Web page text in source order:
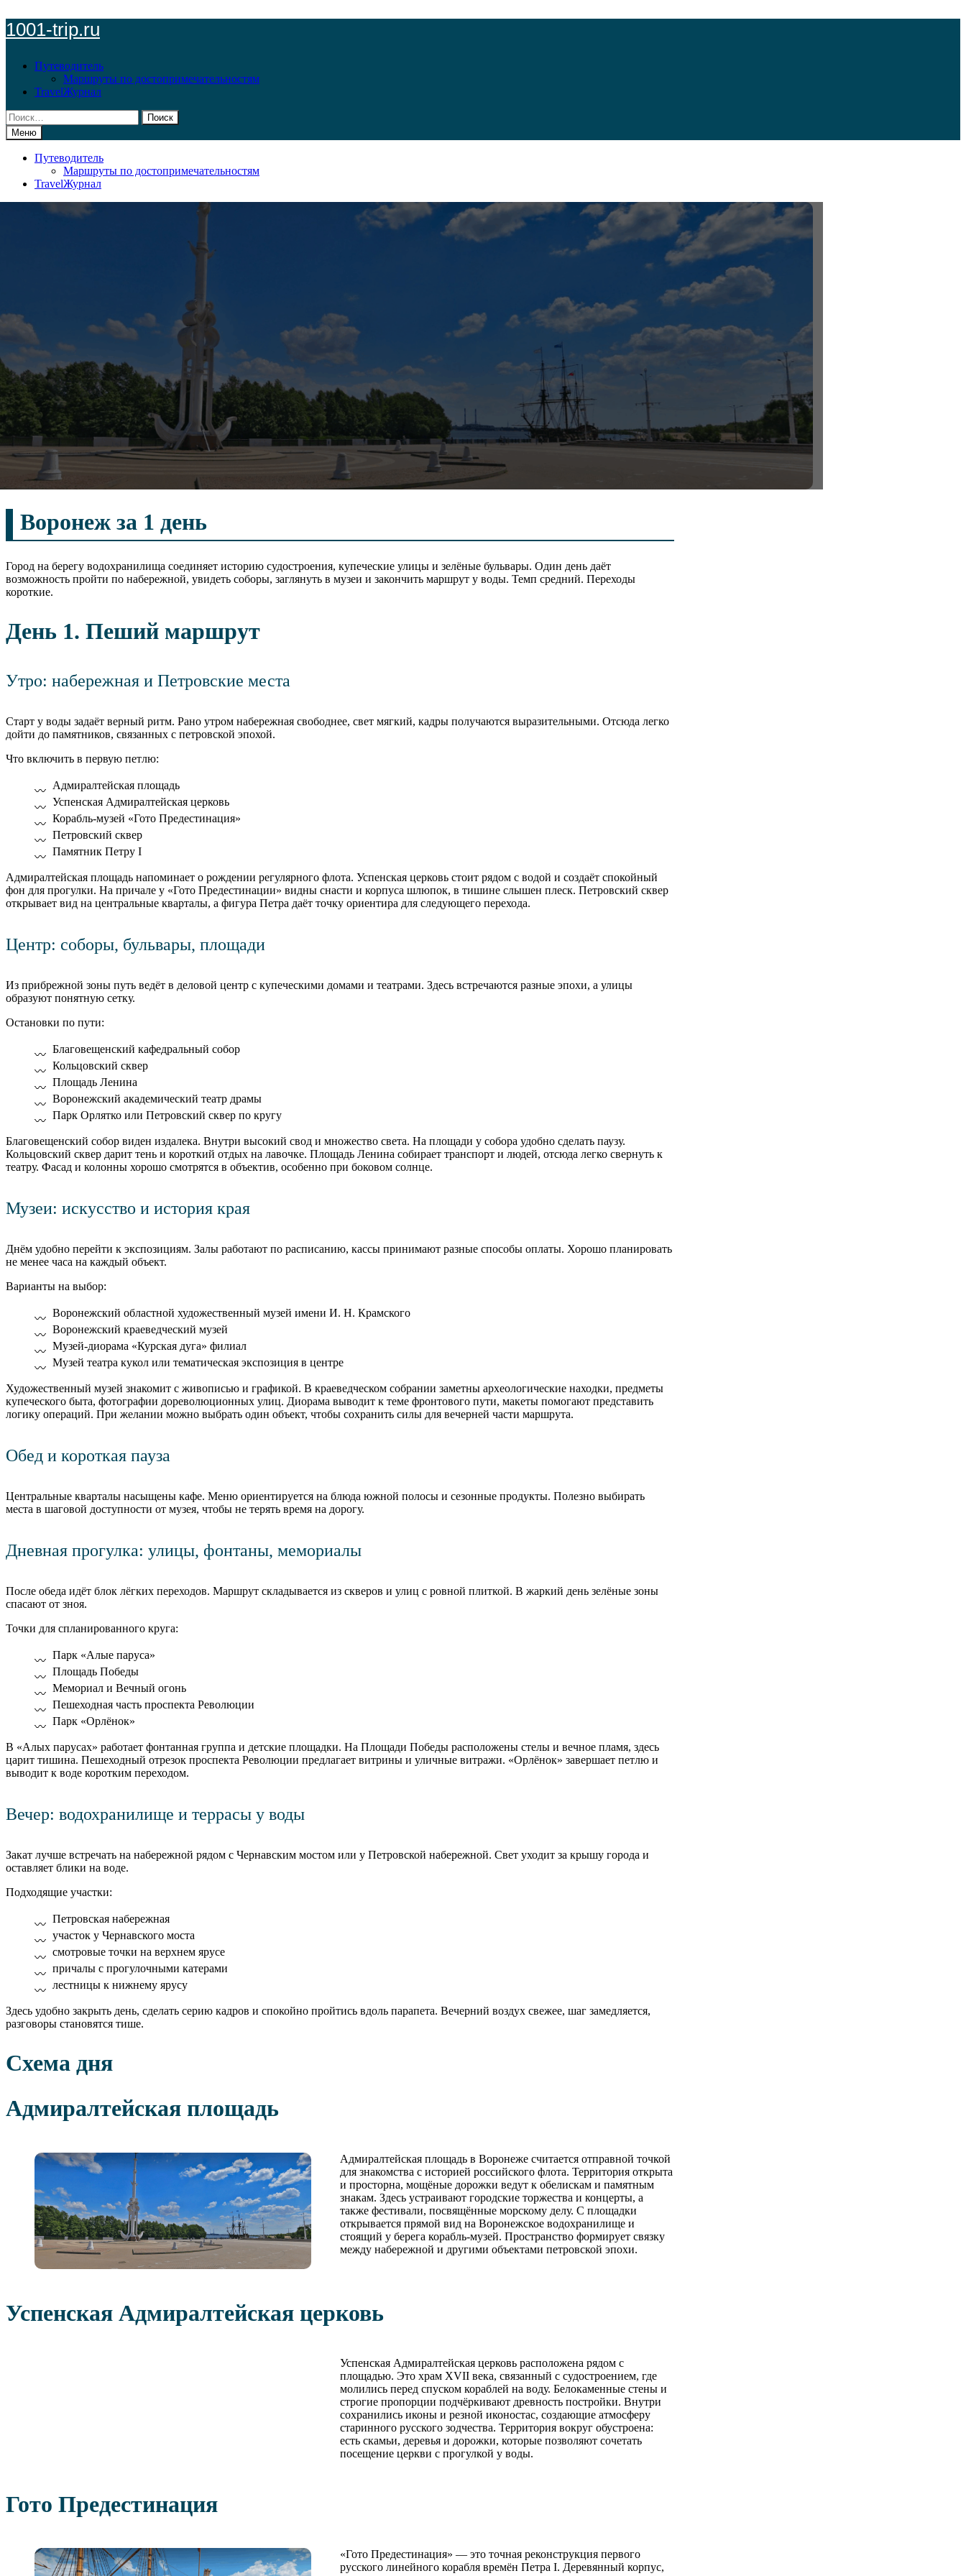
Перейти
к1001-trip.ru
Путеводитель
Маршруты по достопримечательностям
TravelЖурнал
Найти:
Меню
Путеводитель
Маршруты по достопримечательностям
TravelЖурнал
Воронеж за 1 день
Город на берегу водохранилища соединяет историю судостроения, купеческие улицы и зелёные бульвары. Один день даёт
возможность пройти по набережной, увидеть соборы, заглянуть в музеи и закончить маршрут у воды. Темп средний. Переходы
короткие.
День 1. Пеший маршрут
Утро: набережная и Петровские места
Старт у воды задаёт верный ритм. Рано утром набережная свободнее, свет мягкий, кадры получаются выразительными. Отсюда легко
дойти до памятников, связанных с петровской эпохой.
Что включить в первую петлю:
Адмиралтейская площадь
Успенская Адмиралтейская церковь
Корабль-музей «Гото Предестинация»
Петровский сквер
Памятник Петру I
Адмиралтейская площадь напоминает о рождении регулярного флота. Успенская церковь стоит рядом с водой и создаёт спокойный
фон для прогулки. На причале у «Гото Предестинации» видны снасти и корпуса шлюпок, в тишине слышен плеск. Петровский сквер
открывает вид на центральные кварталы, а фигура Петра даёт точку ориентира для следующего перехода.
Центр: соборы, бульвары, площади
Из прибрежной зоны путь ведёт в деловой центр с купеческими домами и театрами. Здесь встречаются разные эпохи, а улицы
образуют понятную сетку.
Остановки по пути:
Благовещенский кафедральный собор
Кольцовский сквер
Площадь Ленина
Воронежский академический театр драмы
Парк Орлятко или Петровский сквер по кругу
Благовещенский собор виден издалека. Внутри высокий свод и множество света. На площади у собора удобно сделать паузу.
Кольцовский сквер дарит тень и короткий отдых на лавочке. Площадь Ленина собирает транспорт и людей, отсюда легко свернуть к
театру. Фасад и колонны хорошо смотрятся в объектив, особенно при боковом солнце.
Музеи: искусство и история края
Днём удобно перейти к экспозициям. Залы работают по расписанию, кассы принимают разные способы оплаты. Хорошо планировать
не менее часа на каждый объект.
Варианты на выбор:
Воронежский областной художественный музей имени И. Н. Крамского
Воронежский краеведческий музей
Музей-диорама «Курская дуга» филиал
Музей театра кукол или тематическая экспозиция в центре
Художественный музей знакомит с живописью и графикой. В краеведческом собрании заметны археологические находки, предметы
купеческого быта, фотографии дореволюционных улиц. Диорама выводит к теме фронтового пути, макеты помогают представить
логику операций. При желании можно выбрать один объект, чтобы сохранить силы для вечерней части маршрута.
Обед и короткая пауза
Центральные кварталы насыщены кафе. Меню ориентируется на блюда южной полосы и сезонные продукты. Полезно выбирать
места в шаговой доступности от музея, чтобы не терять время на дорогу.
Дневная прогулка: улицы, фонтаны, мемориалы
После обеда идёт блок лёгких переходов. Маршрут складывается из скверов и улиц с ровной плиткой. В жаркий день зелёные зоны
спасают от зноя.
Точки для спланированного круга:
Парк «Алые паруса»
Площадь Победы
Мемориал и Вечный огонь
Пешеходная часть проспекта Революции
Парк «Орлёнок»
В «Алых парусах» работает фонтанная группа и детские площадки. На Площади Победы расположены стелы и вечное пламя, здесь
царит тишина. Пешеходный отрезок проспекта Революции предлагает витрины и уличные витражи. «Орлёнок» завершает петлю и
выводит к воде коротким переходом.
Вечер: водохранилище и террасы у воды
Закат лучше встречать на набережной рядом с Чернавским мостом или у Петровской набережной. Свет уходит за крышу города и
оставляет блики на воде.
Подходящие участки:
Петровская набережная
участок у Чернавского моста
смотровые точки на верхнем ярусе
причалы с прогулочными катерами
лестницы к нижнему ярусу
Здесь удобно закрыть день, сделать серию кадров и спокойно пройтись вдоль парапета. Вечерний воздух свежее, шаг замедляется,
разговоры становятся тише.
Схема дня
Адмиралтейская площадь
Адмиралтейская площадь в Воронеже считается отправной точкой
для знакомства с историей российского флота. Территория открыта
и просторна, мощёные дорожки ведут к обелискам и памятным
знакам. Здесь устраивают городские торжества и концерты, а
также фестивали, посвящённые морскому делу. С площадки
открывается прямой вид на Воронежское водохранилище и
стоящий у берега корабль-музей. Пространство формирует связку
между набережной и другими объектами петровской эпохи.
Успенская Адмиралтейская церковь
Успенская Адмиралтейская церковь расположена рядом с
площадью. Это храм XVII века, связанный с судостроением, где
молились перед спуском кораблей на воду. Белокаменные стены и
строгие пропорции подчёркивают древность постройки. Внутри
сохранились иконы и резной иконостас, создающие атмосферу
старинного русского зодчества. Территория вокруг обустроена:
есть скамьи, деревья и дорожки, которые позволяют сочетать
посещение церкви с прогулкой у воды.
Гото Предестинация
«Гото Предестинация» — это точная реконструкция первого
русского линейного корабля времён Петра I. Деревянный корпус,